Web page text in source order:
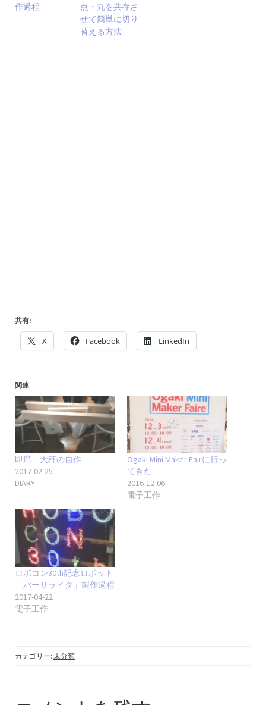
作過程
点・丸を共存さ
せて簡単に切り
替える方法
共有:
X Facebook LinkedIn
関連
即席 天秤の自作
2017-02-25
DIARY
Ogaki Mini Maker Fairに行っ
てきた
2016-12-06
電子工作
ロボコン30th記念ロボット
「バーサライタ」製作過程
2017-04-22
電子工作
カテゴリー: 未分類